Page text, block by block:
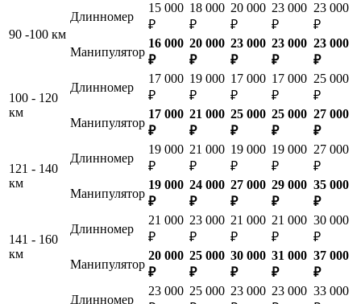
90 -100 км
Длинномер
15 000
₽
18 000
₽
20 000
₽
23 000
₽
23 000
₽
Манипулятор
16 000
₽
20 000
₽
23 000
₽
23 000
₽
23 000
₽
100 - 120
км
Длинномер
17 000
₽
19 000
₽
17 000
₽
17 000
₽
25 000
₽
Манипулятор
17 000
₽
21 000
₽
25 000
₽
25 000
₽
27 000
₽
121 - 140
км
Длинномер
19 000
₽
21 000
₽
19 000
₽
19 000
₽
27 000
₽
Манипулятор
19 000
₽
24 000
₽
27 000
₽
29 000
₽
35 000
₽
141 - 160
км
Длинномер
21 000
₽
23 000
₽
21 000
₽
21 000
₽
30 000
₽
Манипулятор
20 000
₽
25 000
₽
30 000
₽
31 000
₽
37 000
₽
Длинномер
23 000 25 000 23 000 23 000 33 000